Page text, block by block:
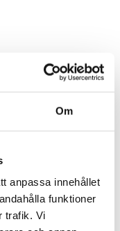
Om
anpassa innehållet
funktioner
trafik. Vi